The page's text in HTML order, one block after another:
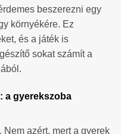
beszerezni egy
környékére. Ez
és a játék is
sokat számít a
a gyerekszoba
azért, mert a gyerek